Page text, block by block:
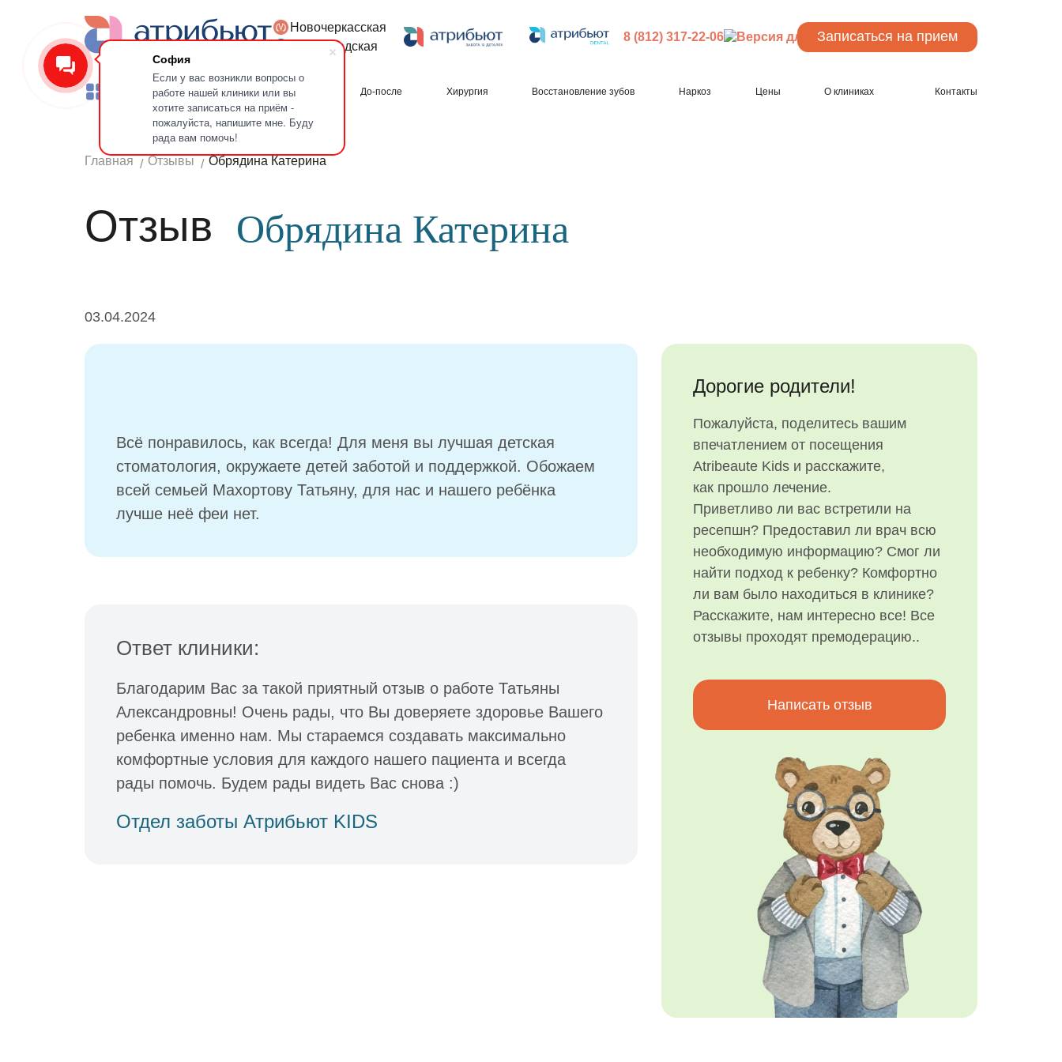
София
Если у вас возникли вопросы о
работе нашей клиники или вы
хотите записаться на приём -
пожалуйста, напишите мне. Буду
рада вам помочь!
Версия для слабовидящих
Новочеркасская
Петроградская
8 (812) 317-22-06 Записаться на прием
Врачи Лечение зубов До-после Хирургия Восстановление зубов Наркоз Цены О клиниках Контакты
Главная Отзывы Обрядина Катерина
Отзыв Обрядина Катерина
03.04.2024
Всё понравилось, как всегда! Для меня вы лучшая детская
стоматология, окружаете детей заботой и поддержкой. Обожаем
всей семьей Махортову Татьяну, для нас и нашего ребёнка
лучше неё феи нет.
Ответ клиники:
Благодарим Вас за такой приятный отзыв о работе Татьяны
Александровны! Очень рады, что Вы доверяете здоровье Вашего
ребенка именно нам. Мы стараемся создавать максимально
комфортные условия для каждого нашего пациента и всегда
рады помочь. Будем рады видеть Вас снова :)
Отдел заботы Атрибьют KIDS
Дорогие родители!
Пожалуйста, поделитесь вашим
впечатлением от посещения
Atribeaute Kids и расскажите,
как прошло лечение.
Приветливо ли вас встретили на
ресепшн? Предоставил ли врач всю
необходимую информацию? Смог ли
найти подход к ребенку? Комфортно
ли вам было находиться в клинике?
Расскажите, нам интересно все! Все
отзывы проходят премодерацию..
Написать отзыв